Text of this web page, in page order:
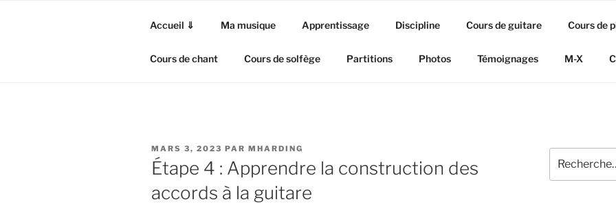
Accueil ⇓ Ma musique Apprentissage Discipline Cours de guitare Cours de
Cours de chant Cours de solfège Partitions Photos Témoignages M-X
PUBLIÉ
LE
MARS 3, 2023 PAR MHARDING
Étape 4 : Apprendre la construction des
accords à la guitare
pour
: